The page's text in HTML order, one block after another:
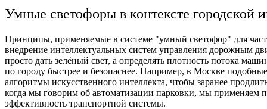
Умные светофоры в контексте городской
Принципы, применяемые в системе "умный светофор" для
внедрение интеллектуальных систем управления дорожным
просто дать зелёный свет, а определять плотность потока
по городу быстрее и безопаснее. Например, в Москве
алгоритмы искусственного интеллекта, чтобы заранее
когда мы говорим об автоматизации парковки, мы
эффективность транспортной системы.